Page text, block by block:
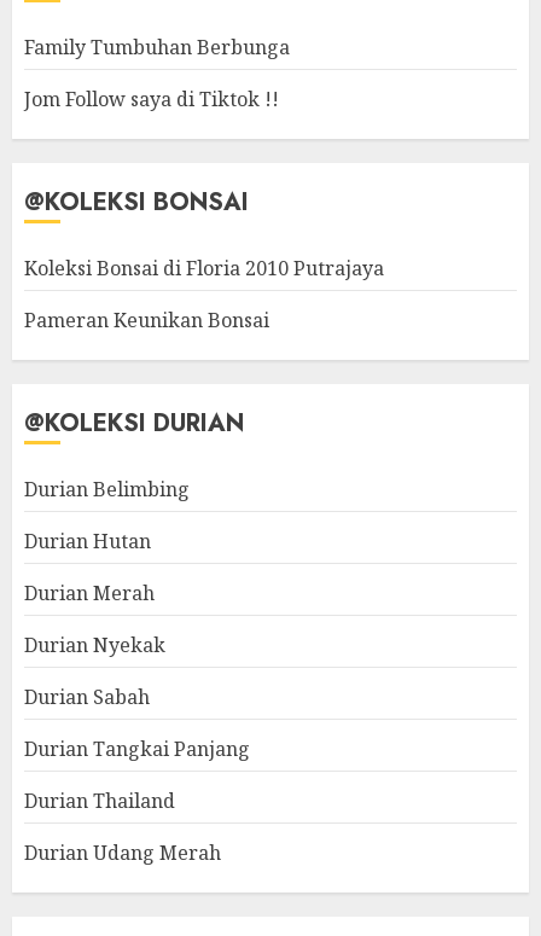
Family Tumbuhan Berbunga
Jom Follow saya di Tiktok !!
@KOLEKSI BONSAI
Koleksi Bonsai di Floria 2010 Putrajaya
Pameran Keunikan Bonsai
@KOLEKSI DURIAN
Durian Belimbing
Durian Hutan
Durian Merah
Durian Nyekak
Durian Sabah
Durian Tangkai Panjang
Durian Thailand
Durian Udang Merah